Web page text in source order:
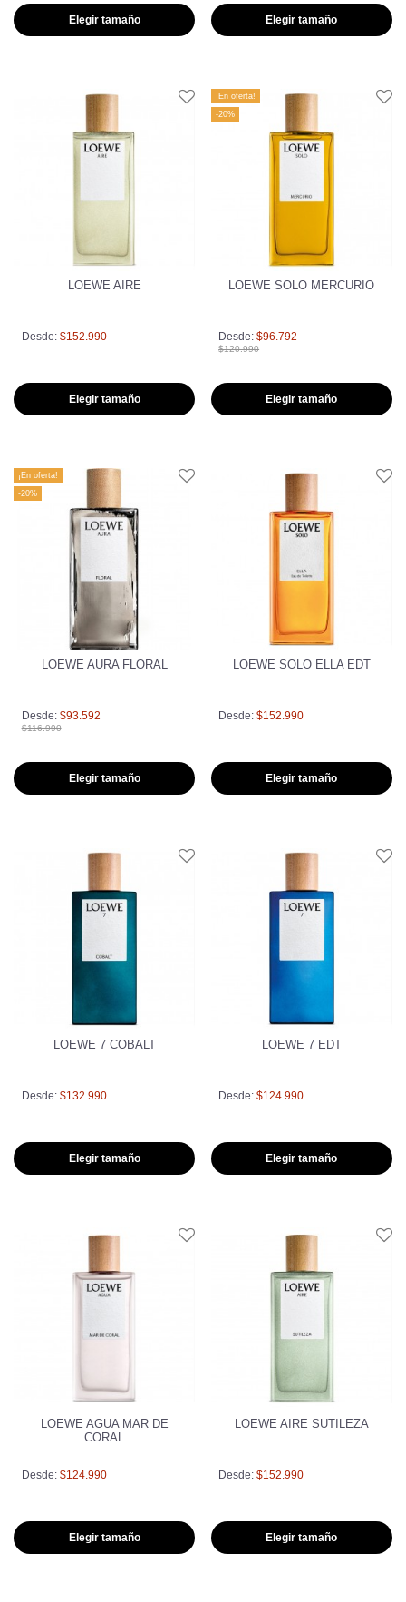
Elegir tamaño Elegir tamaño
LOEWE AIRE
Desde:$152.990
Elegir tamaño
¡En oferta!
-20%
LOEWE SOLO MERCURIO
Desde: $96.792
$120.990
Elegir tamaño
¡En oferta!
-20%
LOEWE AURA FLORAL
Desde:$93.592
$116.990
Elegir tamaño
LOEWE SOLO ELLA EDT
Desde: $152.990
Elegir tamaño
LOEWE 7 COBALT
Desde:$132.990
Elegir tamaño
LOEWE 7 EDT
Desde: $124.990
Elegir tamaño
LOEWE AGUA MAR DE
CORAL
Desde:$124.990
Elegir tamaño
LOEWE AIRE SUTILEZA
Desde: $152.990
Elegir tamaño